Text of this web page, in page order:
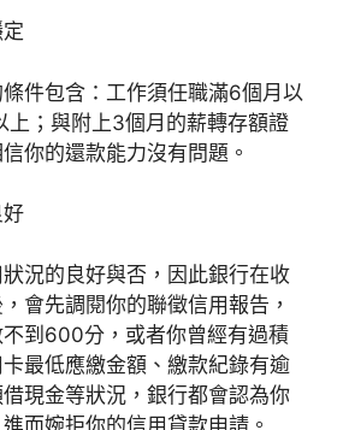
件包含：工作須任職滿6個月以
上；與附上3個月的薪轉存額證
你的還款能力沒有問題。
況的良好與否，因此銀行在收
會先調閱你的聯徵信用報告，
到600分，或者你曾經有過積
最低應繳金額、繳款紀錄有逾
現金等狀況，銀行都會認為你
而婉拒你的信用貸款申請。